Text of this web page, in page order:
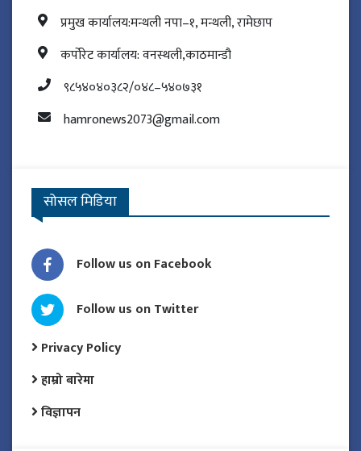
प्रमुख कार्यालय:मन्थली नपा–१, मन्थली, रामेछाप
कर्पोरेट कार्यालय: वनस्थली,काठमान्डौ
९८५४०४०३८२/०४८–५४०७३१
hamronews2073@gmail.com
सोसल मिडिया
Follow us on Facebook
Follow us on Twitter
Privacy Policy
हाम्रो बारेमा
विज्ञापन